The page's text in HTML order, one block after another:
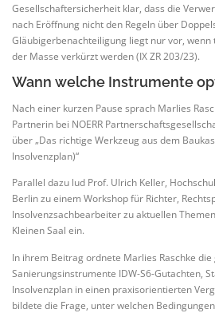
Gesellschaftersicherheit klar, dass die
nach Eröffnung nicht den Regeln über
Gläubigerbenachteiligung liegt nur vor,
der Masse verkürzt werden (IX ZR 203/23).
Wann welche Instrumente
Nach einer kurzen Pause sprach Marlies
Partnerin bei NOERR
über „Das richtige Werkzeug aus dem
Insolvenzplan)“
Parallel dazu lud Prof. Ulrich Keller,
Berlin zu einem Workshop für Richter,
Insolvenzsachbearbeiter zu aktuellen
Kleinen Saal ein.
In ihrem Beitrag ordnete Marlies Raschke die
Sanierungsinstrumente IDW-S6-Gutachten,
Insolvenzplan in einen praxisorientierten
bildete die Frage, unter welchen